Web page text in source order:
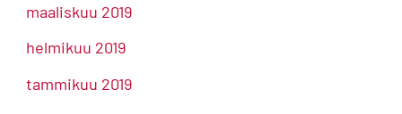
maaliskuu 2019
helmikuu 2019
tammikuu 2019